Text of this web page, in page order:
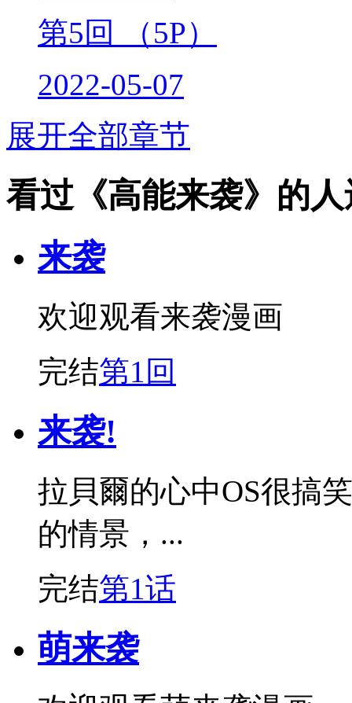
第5回
（5P）
2022-05-07
展开全部章节
看过《高能来袭》的
来袭
欢迎观看来袭漫画
完结第1回
来袭!
拉貝爾的心中OS很搞
的情景，...
完结第1话
萌来袭